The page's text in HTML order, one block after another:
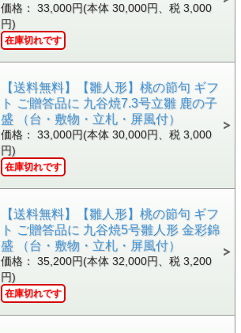
価格： 33,000円(本体 30,000円、税 3,000
円)
在庫切れです
【送料無料】【雛人形】桃の節句 ギフ
ト ご贈答品に 九谷焼7.3号立雛 鹿の子
盛 （台・敷物・立札・屏風付）
価格： 33,000円(本体 30,000円、税 3,000
円)
在庫切れです
【送料無料】【雛人形】桃の節句 ギフ
ト ご贈答品に 九谷焼5号雛人形 金彩錦
盛 （台・敷物・立札・屏風付）
価格： 35,200円(本体 32,000円、税 3,200
円)
在庫切れです